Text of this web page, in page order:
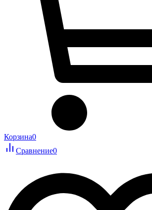
Корзина0
Сравнение0